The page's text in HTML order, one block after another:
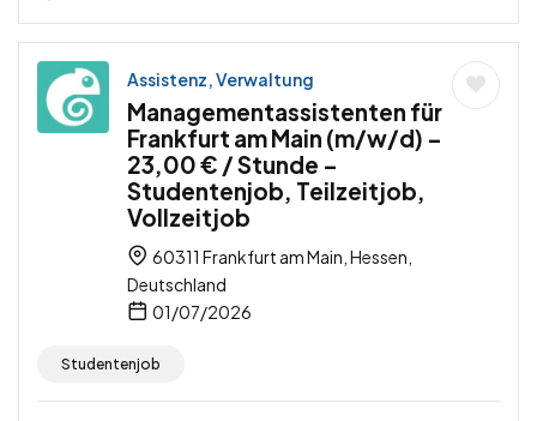
Assistenz, Verwaltung
Managementassistenten für
Frankfurt am Main (m/w/d) –
23,00 € / Stunde –
Studentenjob, Teilzeitjob,
Vollzeitjob
60311 Frankfurt am Main, Hessen,
Deutschland
01/07/2026
Studentenjob